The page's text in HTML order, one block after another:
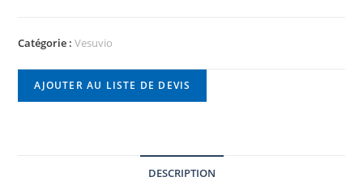
Catégorie :Vesuvio
AJOUTER AU LISTE DE DEVIS
DESCRIPTION